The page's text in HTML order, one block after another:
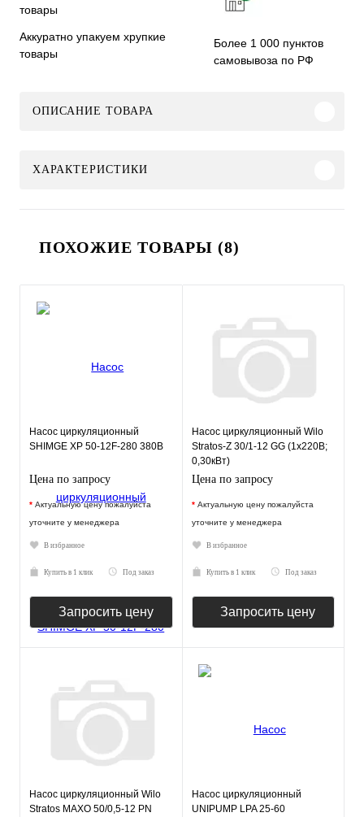
Аккуратно упакуем хрупкие
товары
Более 1 000 пунктов
самовывоза по РФ
ОПИСАНИЕ ТОВАРА
ХАРАКТЕРИСТИКИ
ПОХОЖИЕ ТОВАРЫ (8)
Насос циркуляционный
SHIMGE XP 50-12F-280 380В
Цена по запросу
* Актуальную цену пожалуйста
уточните у менеджера
В избранное
Купить в 1 клик Под заказ
Запросить цену
Насос циркуляционный Wilo
Stratos-Z 30/1-12 GG (1х220В;
0,30кВт)
Цена по запросу
* Актуальную цену пожалуйста
уточните у менеджера
В избранное
Купить в 1 клик Под заказ
Запросить цену
Насос циркуляционный Wilo
Stratos MAXO 50/0,5-12 PN
Насос циркуляционный
UNIPUMP LPA 25-60